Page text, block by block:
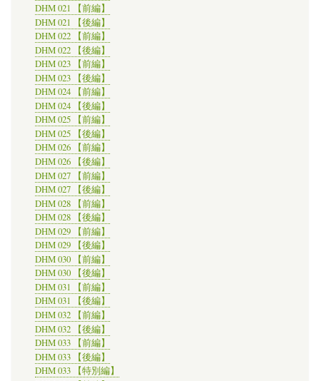
DHM 021 【前編】
DHM 021 【後編】
DHM 022 【前編】
DHM 022 【後編】
DHM 023 【前編】
DHM 023 【後編】
DHM 024 【前編】
DHM 024 【後編】
DHM 025 【前編】
DHM 025 【後編】
DHM 026 【前編】
DHM 026 【後編】
DHM 027 【前編】
DHM 027 【後編】
DHM 028 【前編】
DHM 028 【後編】
DHM 029 【前編】
DHM 029 【後編】
DHM 030 【前編】
DHM 030 【後編】
DHM 031 【前編】
DHM 031 【後編】
DHM 032 【前編】
DHM 032 【後編】
DHM 033 【前編】
DHM 033 【後編】
DHM 033 【特別編】